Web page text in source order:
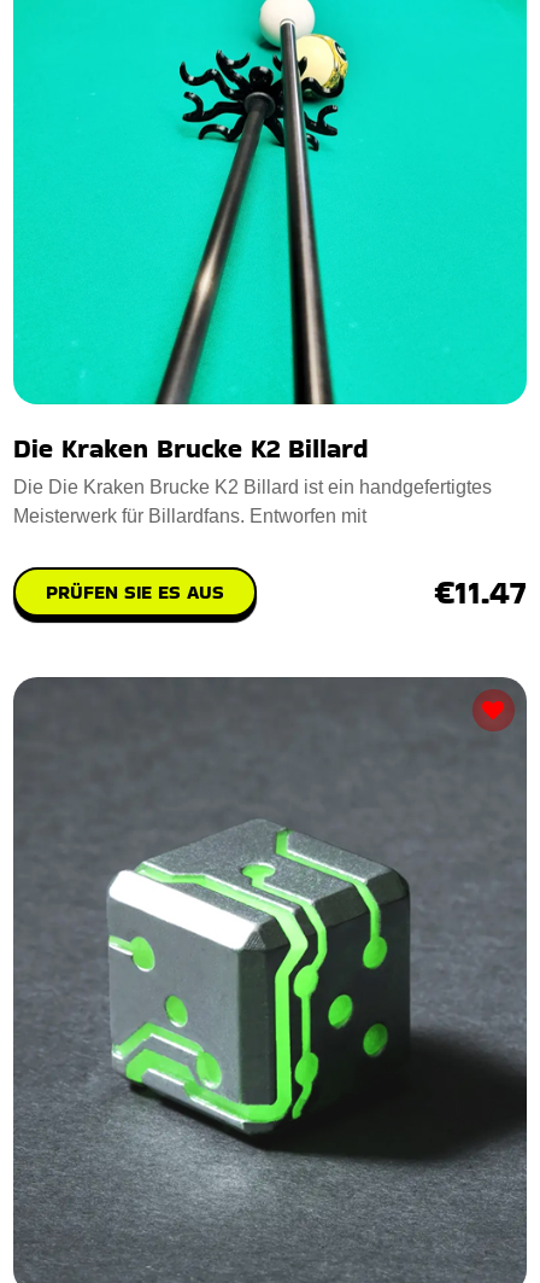
Die Kraken Brucke K2 Billard
Die Die Kraken Brucke K2 Billard ist ein handgefertigtes
Meisterwerk für Billardfans. Entworfen mit
PRÜFEN SIE ES AUS €11.47